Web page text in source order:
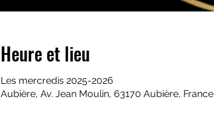
Heure et lieu
Les mercredis 2025-2026
Aubière, Av. Jean Moulin, 63170 Aubière, France